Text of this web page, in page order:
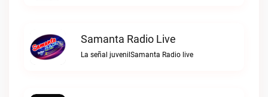
Samanta Radio Live
La señal juvenilSamanta Radio live